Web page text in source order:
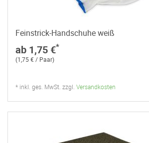
Feinstrick-Handschuhe weiß
ab 1,75 €*
(1,75 € / Paar)
* inkl. ges. MwSt. zzgl. Versandkosten